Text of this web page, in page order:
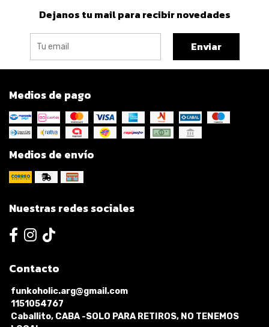
Dejanos tu mail para recibir novedades
Enviar
Medios de pago
Medios de envío
Nuestras redes sociales
Contacto
funkoholic.arg@gmail.com
1151054767
Caballito, CABA -SOLO PARA RETIROS, NO TENEMOS